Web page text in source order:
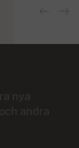
nya
andra